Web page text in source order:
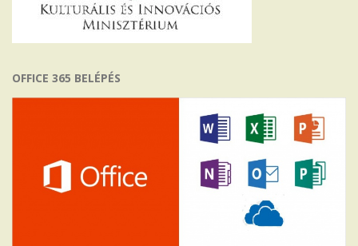
OFFICE 365 BELÉPÉS